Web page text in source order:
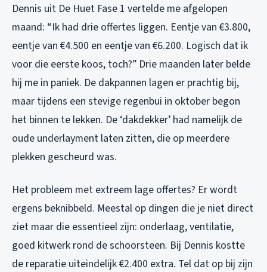
Dennis uit De Huet Fase 1 vertelde me afgelopen
maand: “Ik had drie offertes liggen. Eentje van €3.800,
eentje van €4.500 en eentje van €6.200. Logisch dat ik
voor die eerste koos, toch?” Drie maanden later belde
hij me in paniek. De dakpannen lagen er prachtig bij,
maar tijdens een stevige regenbui in oktober begon
het binnen te lekken. De ‘dakdekker’ had namelijk de
oude underlayment laten zitten, die op meerdere
plekken gescheurd was.
Het probleem met extreem lage offertes? Er wordt
ergens beknibbeld. Meestal op dingen die je niet direct
ziet maar die essentieel zijn: onderlaag, ventilatie,
goed kitwerk rond de schoorsteen. Bij Dennis kostte
de reparatie uiteindelijk €2.400 extra. Tel dat op bij zijn